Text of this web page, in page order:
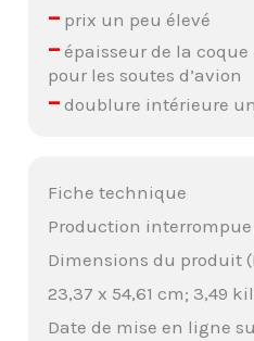
– prix un peu élevé
– épaisseur de la
pour les soutes d’avion
– doublure intérieure
Fiche technique
Production
Dimensions du produit
23,37 x 54,61 cm; 3,49
Date de mise en ligne